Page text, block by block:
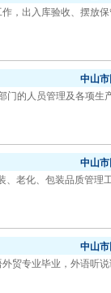
，出入库验收、摆放
中山
门的人员管理及各项
中山
、老化、包装品质管
中山
贸专业毕业，外语听